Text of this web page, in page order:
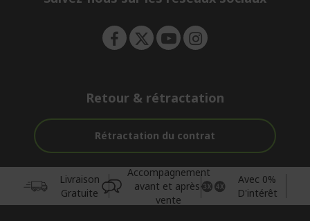
Retour & rétractation
Rétractation du contrat
Livraison
Gratuite
Accompagnement
avant et après-
vente
Avec 0%
D'intérêt